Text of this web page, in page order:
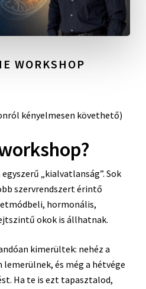
WORKSHOP
kényelmesen követhető)
„kialvatlanság”. Sok
szervrendszert érintő
hormonális,
okok is állhatnak.
kimerültek: nehéz a
és még a hétvége
Ha te is ezt tapasztalod,